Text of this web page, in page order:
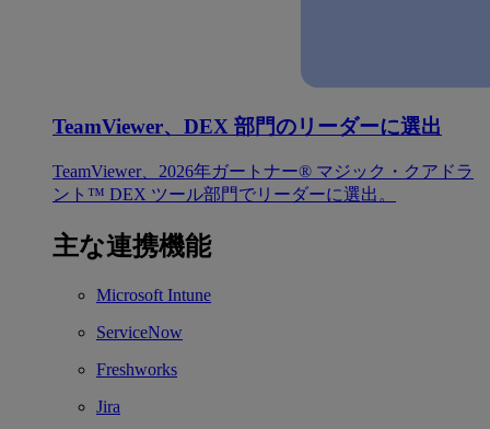
TeamViewer、DEX 部門のリーダーに選出
TeamViewer、2026年ガートナー® マジック・クアドラ
ント™ DEX ツール部門でリーダーに選出。
主な連携機能
Microsoft Intune
ServiceNow
Freshworks
Jira